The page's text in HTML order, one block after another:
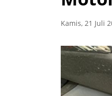
Kamis, 21 Juli